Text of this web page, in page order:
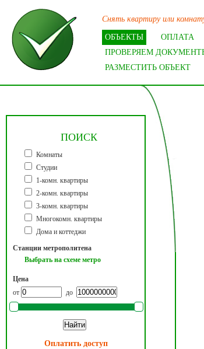
Снять квартиру или
ОБЪЕКТЫ ОПЛАТА
ПРОВЕРЯЕМ
РАЗМЕСТИТЬ ОБЪЕКТ
ПОИСК
Комнаты
Студии
1-комн. квартиры
2-комн. квартиры
3-комн. квартиры
Многокомн. квартиры
Дома и коттеджи
Станции метрополитена
Выбрать на схеме метро
Цена
от
до
Оплатить доступ